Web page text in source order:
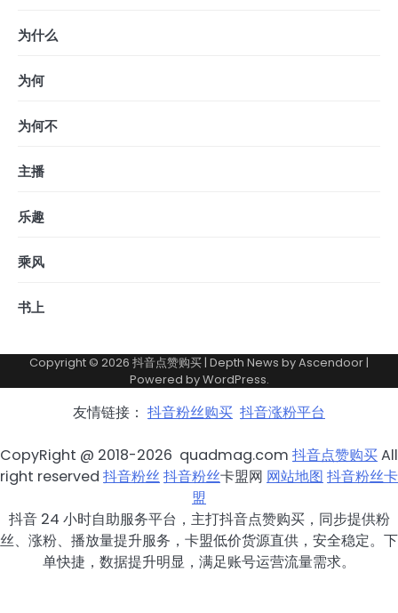
为什么
为何
为何不
主播
乐趣
乘风
书上
Copyright © 2026 抖音点赞购买| Depth News byAscendoor|
Powered byWordPress.
友情链接： 抖音粉丝购买 抖音涨粉平台
CopyRight @ 2018-2026 quadmag.com 抖音点赞购买All
right reserved 抖音粉丝抖音粉丝卡盟网 网站地图 抖音粉丝卡
盟
抖音 24 小时自助服务平台，主打抖音点赞购买，同步提供粉
丝、涨粉、播放量提升服务，卡盟低价货源直供，安全稳定。下
单快捷，数据提升明显，满足账号运营流量需求。